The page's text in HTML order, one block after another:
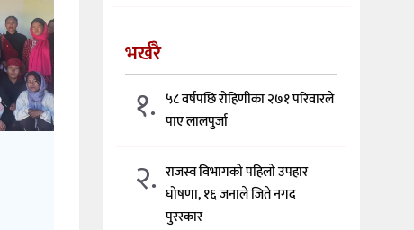
भर्खरै
१. ५८ वर्षपछि रोहिणीका २७१ परिवारले
पाए लालपुर्जा
२. राजस्व विभागको पहिलो उपहार
घोषणा, १६ जनाले जिते नगद
पुरस्कार